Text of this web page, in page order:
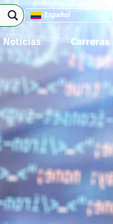
Español
Noticias Carreras